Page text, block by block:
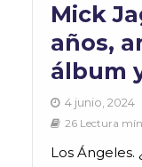
Mick
años,
álbum
4 junio, 2024
26 Lectura
Los Ángeles.